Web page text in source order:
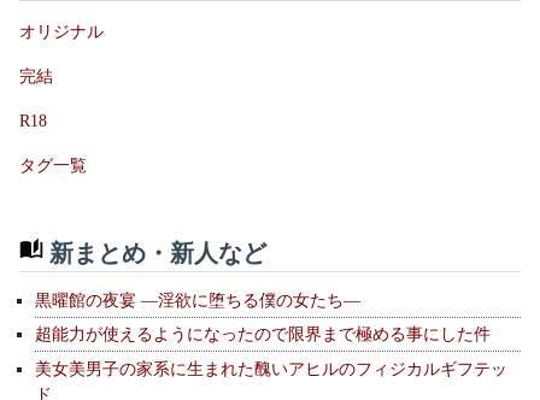
オリジナル
完結
R18
タグ一覧
新まとめ・新人など
黒曜館の夜宴 —淫欲に堕ちる僕の女たち—
超能力が使えるようになったので限界まで極める事にした件
美女美男子の家系に生まれた醜いアヒルのフィジカルギフテッ
ド